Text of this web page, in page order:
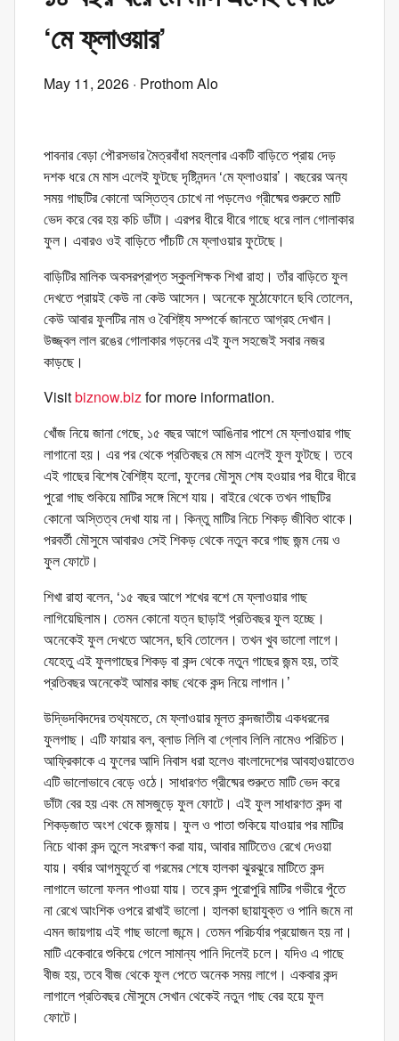
‘মে ফ্লাওয়ার’
May 11, 2026 · Prothom Alo
পাবনার বেড়া পৌরসভার মৈত্রবাঁধা মহল্লার একটি বাড়িতে প্রায় দেড়
দশক ধরে মে মাস এলেই ফুটছে দৃষ্টিনন্দন ‘মে ফ্লাওয়ার’। বছরের অন্য
সময় গাছটির কোনো অস্তিত্ব চোখে না পড়লেও গ্রীষ্মের শুরুতে মাটি
ভেদ করে বের হয় কচি ডাঁটা। এরপর ধীরে ধীরে গাছে ধরে লাল গোলাকার
ফুল। এবারও ওই বাড়িতে পাঁচটি মে ফ্লাওয়ার ফুটেছে।
বাড়িটির মালিক অবসরপ্রাপ্ত স্কুলশিক্ষক শিখা রাহা। তাঁর বাড়িতে ফুল
দেখতে প্রায়ই কেউ না কেউ আসেন। অনেকে মুঠোফোনে ছবি তোলেন,
কেউ আবার ফুলটির নাম ও বৈশিষ্ট্য সম্পর্কে জানতে আগ্রহ দেখান।
উজ্জ্বল লাল রঙের গোলাকার গড়নের এই ফুল সহজেই সবার নজর
কাড়ছে।
Visitbiznow.bizfor more information.
খোঁজ নিয়ে জানা গেছে, ১৫ বছর আগে আঙিনার পাশে মে ফ্লাওয়ার গাছ
লাগানো হয়। এর পর থেকে প্রতিবছর মে মাস এলেই ফুল ফুটছে। তবে
এই গাছের বিশেষ বৈশিষ্ট্য হলো, ফুলের মৌসুম শেষ হওয়ার পর ধীরে ধীরে
পুরো গাছ শুকিয়ে মাটির সঙ্গে মিশে যায়। বাইরে থেকে তখন গাছটির
কোনো অস্তিত্ব দেখা যায় না। কিন্তু মাটির নিচে শিকড় জীবিত থাকে।
পরবর্তী মৌসুমে আবারও সেই শিকড় থেকে নতুন করে গাছ জন্ম নেয় ও
ফুল ফোটে।
শিখা রাহা বলেন, ‘১৫ বছর আগে শখের বশে মে ফ্লাওয়ার গাছ
লাগিয়েছিলাম। তেমন কোনো যত্ন ছাড়াই প্রতিবছর ফুল হচ্ছে।
অনেকেই ফুল দেখতে আসেন, ছবি তোলেন। তখন খুব ভালো লাগে।
যেহেতু এই ফুলগাছের শিকড় বা কন্দ থেকে নতুন গাছের জন্ম হয়, তাই
প্রতিবছর অনেকেই আমার কাছ থেকে কন্দ নিয়ে লাগান।’
উদ্ভিদবিদদের তথ্যমতে, মে ফ্লাওয়ার মূলত কন্দজাতীয় একধরনের
ফুলগাছ। এটি ফায়ার বল, ব্লাড লিলি বা গ্লোব লিলি নামেও পরিচিত।
আফ্রিকাকে এ ফুলের আদি নিবাস ধরা হলেও বাংলাদেশের আবহাওয়াতেও
এটি ভালোভাবে বেড়ে ওঠে। সাধারণত গ্রীষ্মের শুরুতে মাটি ভেদ করে
ডাঁটা বের হয় এবং মে মাসজুড়ে ফুল ফোটে। এই ফুল সাধারণত কন্দ বা
শিকড়জাত অংশ থেকে জন্মায়। ফুল ও পাতা শুকিয়ে যাওয়ার পর মাটির
নিচে থাকা কন্দ তুলে সংরক্ষণ করা যায়, আবার মাটিতেও রেখে দেওয়া
যায়। বর্ষার আগমুহূর্তে বা গরমের শেষে হালকা ঝুরঝুরে মাটিতে কন্দ
লাগালে ভালো ফলন পাওয়া যায়। তবে কন্দ পুরোপুরি মাটির গভীরে পুঁতে
না রেখে আংশিক ওপরে রাখাই ভালো। হালকা ছায়াযুক্ত ও পানি জমে না
এমন জায়গায় এই গাছ ভালো জন্মে। তেমন পরিচর্যার প্রয়োজন হয় না।
মাটি একেবারে শুকিয়ে গেলে সামান্য পানি দিলেই চলে। যদিও এ গাছে
বীজ হয়, তবে বীজ থেকে ফুল পেতে অনেক সময় লাগে। একবার কন্দ
লাগালে প্রতিবছর মৌসুমে সেখান থেকেই নতুন গাছ বের হয়ে ফুল
ফোটে।